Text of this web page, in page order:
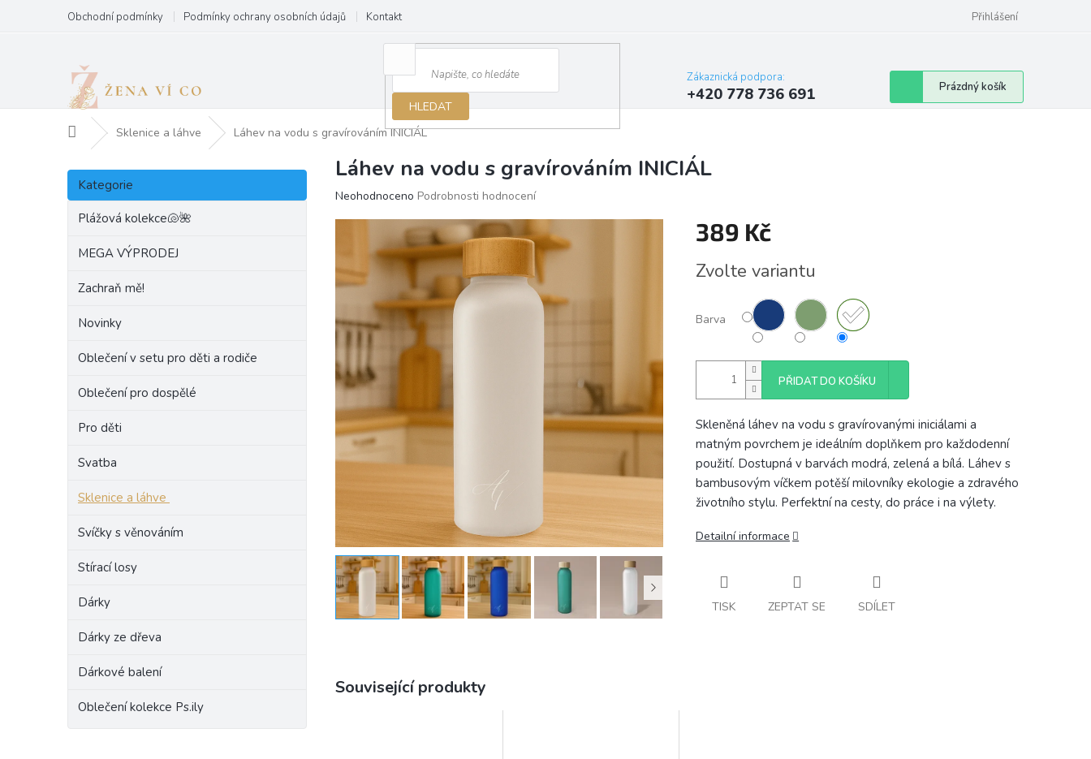
obsah
Obchodní podmínky Podmínky ochrany osobních údajů Kontakt Přihlášení
HLEDAT
Zákaznická podpora:
+420 778 736 691
Nákupní
košík
Prázdný košík
Domů Sklenice a láhve Láhev na vodu s gravírováním INICIÁL
P
s
Přeskočit
kategorie
Kategorie
Plážová kolekce🐚🌺
MEGA VÝPRODEJ
Zachraň mě!
Novinky
Oblečení v setu pro děti a rodiče
Oblečení pro dospělé
Pro děti
Svatba
Sklenice a láhve
Svíčky s věnováním
Stírací losy
Dárky
Dárky ze dřeva
Dárkové balení
Oblečení kolekce Ps.ily
Láhev na vodu s gravírováním INICIÁL
Průměrné
0,0
z
5
hvězdiček.
Neohodnoceno Podrobnosti hodnocení
389 Kč
cena:
Zvolte variantu
Barva
PŘIDAT DO KOŠÍKU
Skleněná láhev na vodu s gravírovanými iniciálami a
matným povrchem je ideálním doplňkem pro každodenní
použití. Dostupná v barvách modrá, zelená a bílá. Láhev s
bambusovým víčkem potěší milovníky ekologie a zdravého
životního stylu. Perfektní na cesty, do práce i na výlety.
Detailní informace
TISK ZEPTAT SE SDÍLET
Související produkty